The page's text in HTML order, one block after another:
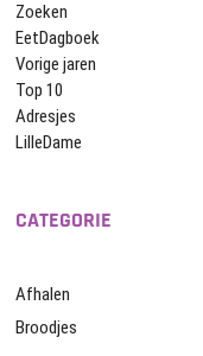
Zoeken
EetDagboek
Vorige jaren
Top 10
Adresjes
LilleDame
CATEGORIE
Afhalen
Broodjes